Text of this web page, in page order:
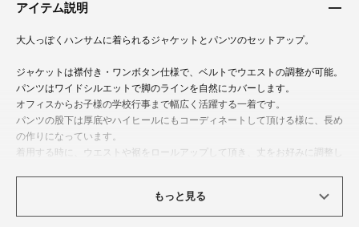
アイテム説明
大人っぽくハンサムに着られるジャケットとパンツのセットアップ。
ジャケットは襟付き・ワンボタン仕様で、ベルトでウエストの調整が可能。
パンツはワイドシルエットで脚のラインを自然にカバーします。
オフィスからお子様の学校行事まで幅広く活躍する一着です。
パンツの股下は厚底やハイヒールにもコーディネートして頂ける様に、長め
の作りになっています。
着用する時に、ウエストや裾をロールアップして頂き、丈をお好みに調整し
もっと見る